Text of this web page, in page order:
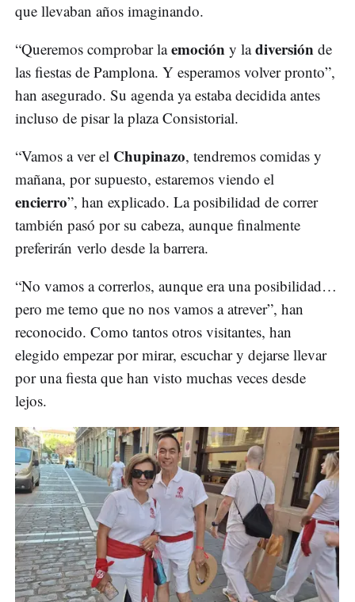
que llevaban años imaginando.
“Queremos comprobar laemoción y ladiversión de
las fiestas de Pamplona. Y esperamos volver pronto”,
han asegurado. Su agenda ya estaba decidida antes
incluso de pisar la plaza Consistorial.
“Vamos a ver el Chupinazo, tendremos comidas y
mañana, por supuesto, estaremos viendo el
encierro”, han explicado. La posibilidad de correr
también pasó por su cabeza, aunque finalmente
preferirán verlo desde la barrera.
“No vamos a correrlos, aunque era una posibilidad…
pero me temo que no nos vamos a atrever”, han
reconocido. Como tantos otros visitantes, han
elegido empezar por mirar, escuchar y dejarse llevar
por una fiesta que han visto muchas veces desde
lejos.